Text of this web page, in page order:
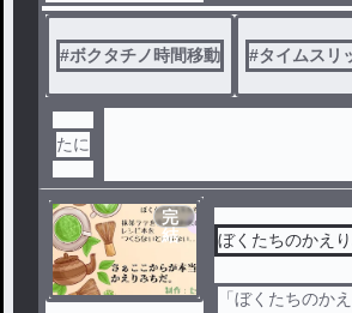
結させていただ
ください。
ております。
続報につきまし
日日記4！」を
この度は身勝手
終了してしまい
いませんでした。
#ボクタチノ時間移動 #タイムスリ
たに
完
結
ぼくたちのかえ
「ぼくたちのか